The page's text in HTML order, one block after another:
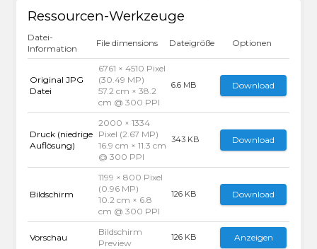
Ressourcen-Werkzeuge
Datei-
Information
File dimensions Dateigröße Optionen
Original JPG
Datei
6761 × 4510 Pixel
(30.49 MP)
57.2 cm × 38.2
cm @ 300 PPI
6.6 MB Download
Druck (niedrige
Auflösung)
2000 × 1334
Pixel (2.67 MP)
16.9 cm × 11.3 cm
@ 300 PPI
343 KB Download
Bildschirm
1199 × 800 Pixel
(0.96 MP)
10.2 cm × 6.8
cm @ 300 PPI
126 KB Download
Vorschau
Bildschirm
Preview
126 KB Anzeigen